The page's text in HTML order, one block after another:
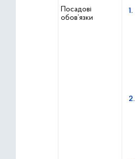
Посадові
обов’язки